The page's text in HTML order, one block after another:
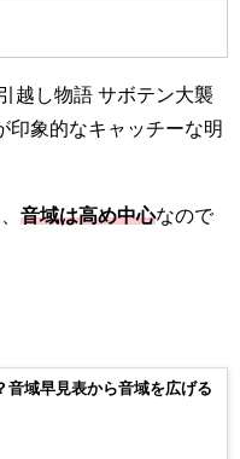
越し物語 サボテン大襲
印象的なキャッチーな明
音域は高め中心なので
音域早見表から音域を広げる